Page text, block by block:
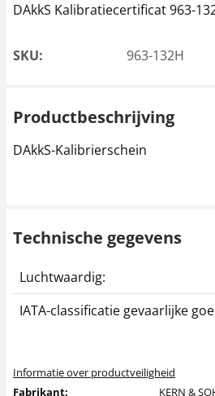
DAkkS Kalibratiecertificat 963-
SKU: 963-132H
Productbeschrijving
DAkkS-Kalibrierschein
Technische gegevens
Luchtwaardig:
IATA-classificatie gevaarlijke
Informatie over productveiligheid
Fabrikant:
KERN &